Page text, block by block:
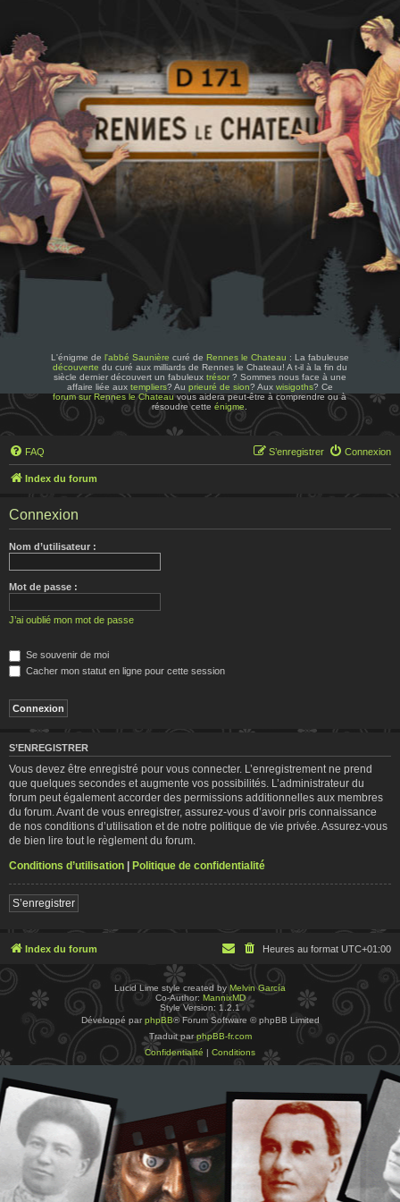
L'énigme de l'abbé Saunière curé de Rennes le Chateau : La fabuleuse
découverte du curé aux milliards de Rennes le Chateau! A t-il à la fin du
siècle dernier découvert un fabuleux trésor? Sommes nous face à une
affaire liée aux templiers? Au prieuré de sion? Aux wisigoths? Ce
forum sur Rennes le Chateauvous aidera peut-être à comprendre ou à
résoudre cetteénigme
FAQ Connexion
S’enregistrer
Index du forum
Connexion
Nom d’utilisateur :
Mot de passe :
J’ai oublié mon mot de passe
Se souvenir de moi
Cacher mon statut en ligne pour cette session
S’ENREGISTRER
Vous devez être enregistré pour vous connecter. L’enregistrement ne prend
que quelques secondes et augmente vos possibilités. L’administrateur du
forum peut également accorder des permissions additionnelles aux membres
du forum. Avant de vous enregistrer, assurez-vous d’avoir pris connaissance
de nos conditions d’utilisation et de notre politique de vie privée. Assurez-vous
de bien lire tout le règlement du forum.
Conditions d’utilisation | Politique de confidentialité
S’enregistrer
Index du forum Heures au format UTC+01:00
Lucid Lime style created byMelvin García
Co-Author: MannixMD
Style Version: 1.2.1
Développé par phpBB® Forum Software © phpBB Limited
Traduit parphpBB-fr.com
Confidentialité | Conditions